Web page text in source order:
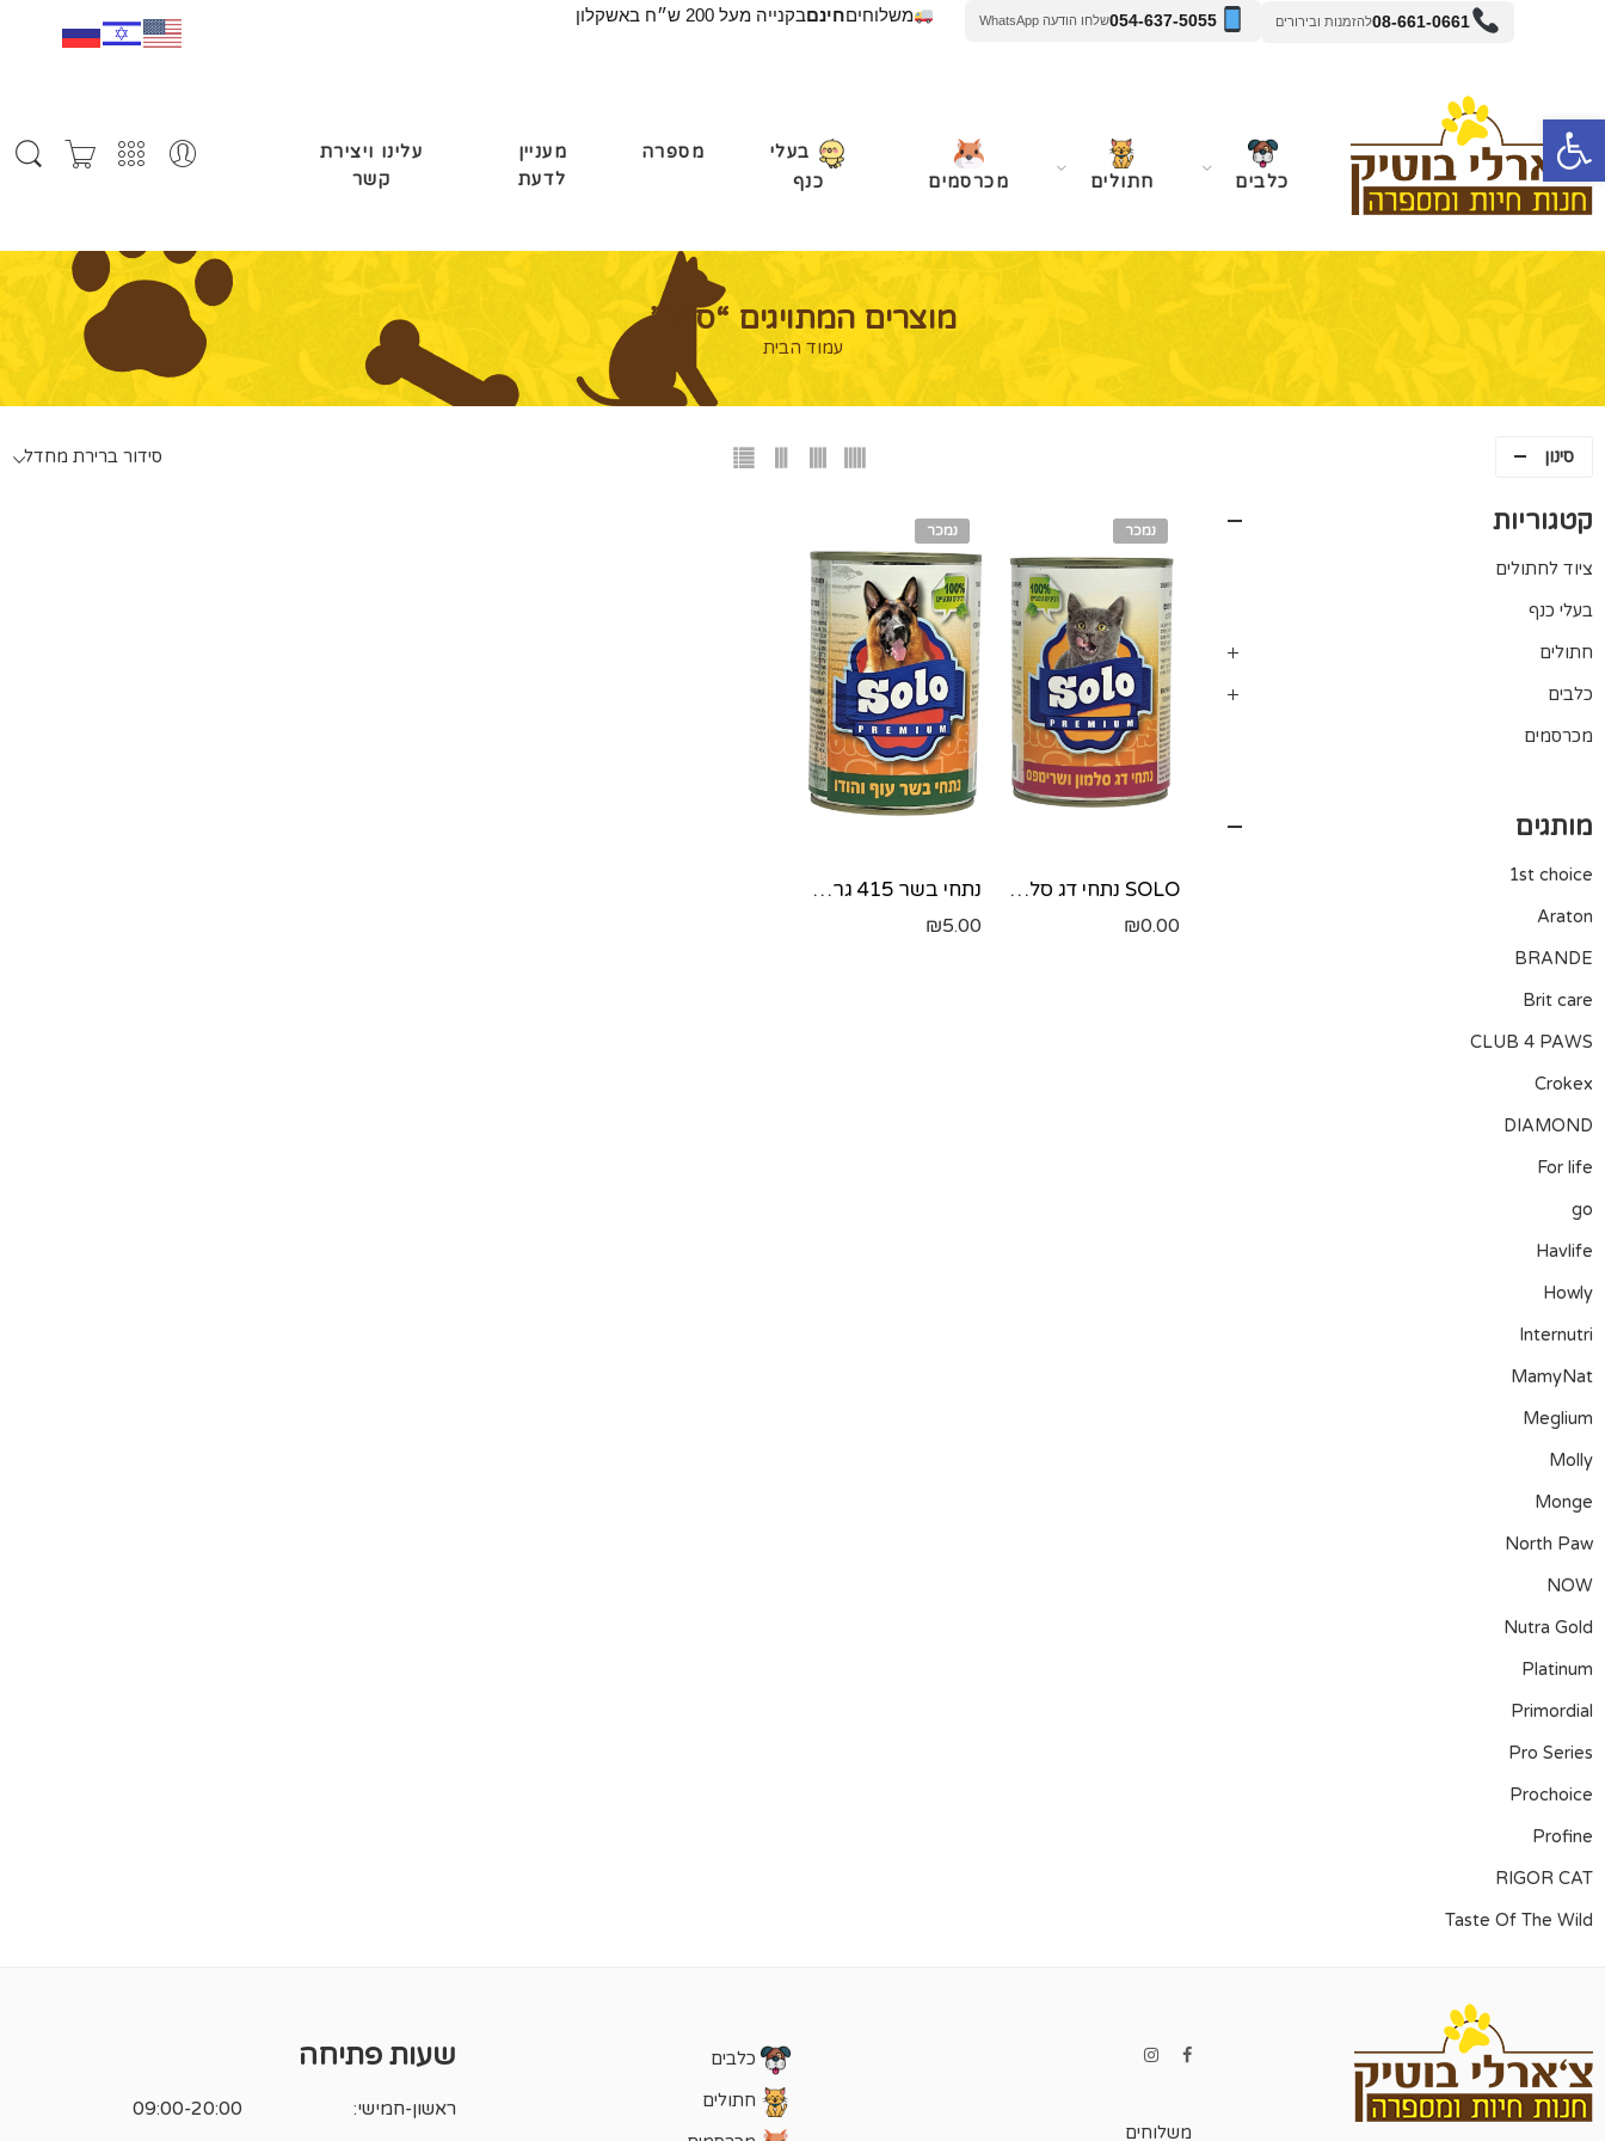
פתח סרגל נגישות
054-637-5055שלחו הודעה WhatsApp 08-661-0661להזמנות ובירורים משלוחיםחינםבקנייה מעל 200 ש״ח באשקלון
כלבים חתולים מכרסמים
בעלי
כנף
מספרה
מעניין
לדעת
עלינו ויצירת
קשר
מוצרים המתויגים “סולו”
עמוד הבית
סינון
נמכר
SOLO נתחי דג סלמון ושרימפס -415 גר'
₪0.00
נמכר
נתחי בשר 415 גרם SOLO סולו כלב
₪5.00
קטגוריות
ציוד לחתולים
בעלי כנף
חתולים
כלבים
מכרסמים
מותגים
1st choice
Araton
BRANDE
Brit care
CLUB 4 PAWS
Crokex
DIAMOND
For life
go
Havlife
Howly
Internutri
MamyNat
Meglium
Molly
Monge
North Paw
NOW
Nutra Gold
Platinum
Primordial
Pro Series
Prochoice
Profine
RIGOR CAT
Taste Of The Wild
משלוחים
כלבים
חתולים
שעות פתיחה
ראשון-חמישי: 09:00-20:00